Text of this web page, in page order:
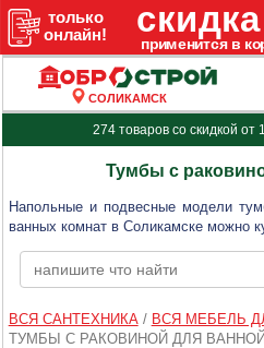
СОЛИКАМСК
274 товаров со скидкой от
Тумбы с
Напольные и подвесные модели
ванных комнат в Соликамске можно
ВСЯ САНТЕХНИКА/ ВСЯ МЕБЕЛЬ
ТУМБЫ С РАКОВИНОЙ ДЛЯ ВАННОЙ